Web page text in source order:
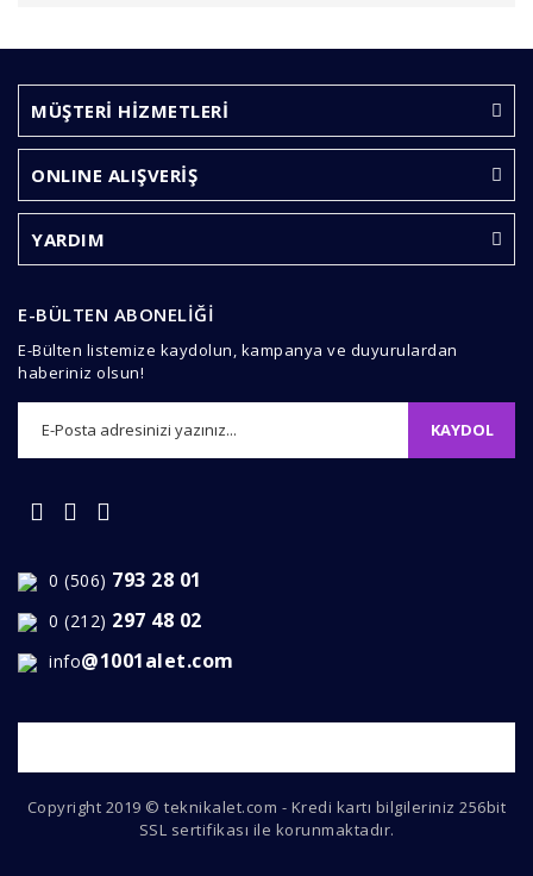
Yorum Yaz
formunu kullanarak tarafımıza iletebilirsiniz.
Görüş ve önerileriniz için teşekkür ederiz.
Ürün resmi kalitesiz, bozuk veya görüntülenemiyor.
Ürün açıklamasında eksik bilgiler bulunuyor.
Ürün fiyatı diğer sitelerden daha pahalı.
Gönder
MÜŞTERİ HİZMETLERİ
ONLINE ALIŞVERİŞ
YARDIM
E-BÜLTEN ABONELİĞİ
E-Bülten listemize kaydolun, kampanya ve duyurulardan
haberiniz olsun!
KAYDOL
0 (506) 793 28 01
0 (212) 297 48 02
info@1001alet.com
Copyright 2019 © teknikalet.com - Kredi kartı bilgileriniz 256bit
SSL sertifikası ile korunmaktadır.